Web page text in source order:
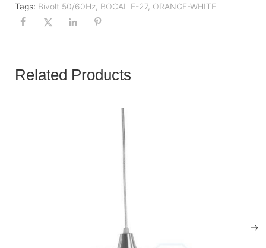
Tags: Bivolt 50/60Hz, BOCAL E-27, ORANGE-WHITE
Related Products